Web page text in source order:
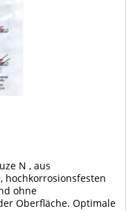
N , aus
hochkorrosionsfesten
ohne
Oberfläche. Optimale